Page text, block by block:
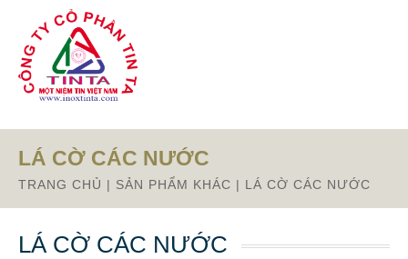
Từ mục này trở xuống là mã nguồn Zalo
LÁ CỜ CÁC NƯỚC
TRANG CHỦ | SẢN PHẨM KHÁC | LÁ CỜ CÁC NƯỚC
LÁ CỜ CÁC NƯỚC